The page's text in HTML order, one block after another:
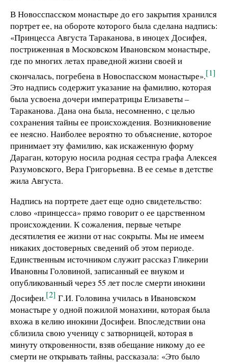
В Новосспасском монастыре до его закрытия хранился
портрет ее, на обороте которого была сделана надпись:
«Принцесса Августа Тараканова, в иноцех Досифея,
постриженная в Московском Ивановском монастыре,
где по многих летах праведной жизни своей и
скончалась, погребена в Новоспасском монастыре».[1]
Это надпись содержит указание на фамилию, которая
была усвоена дочери императрицы Елизаветы –
Тараканова. Дана она была, несомненно, с целью
сохранения тайны ее происхождения. Возникновение
ее неясно. Наиболее вероятно то объяснение, которое
принимает эту фамилию, как искаженную форму
Дараган, которую носила родная сестра графа Алексея
Разумовского, Вера Григорьевна. В ее семье в детстве
жила Августа.
Надпись на портрете дает еще одно свидетельство:
слово «принцесса» прямо говорит о ее царственном
происхождении. К сожаления, первые четыре
десятилетия ее жизни от нас сокрыты. Мы не имеем
никаких достоверных сведений об этом периоде.
Единственным источником служит рассказ Гликерии
Ивановны Головиной, записанный ее внуком и
опубликованный через 55 лет после смерти инокини
Досифеи.[2] Г.И. Головина училась в Ивановском
монастыре у одной пожилой монахини, которая была
вхожа в келию инокини Досифеи. Впоследствии она
сблизила свою ученицу с затворницей, которая в
минуту откровенности, взяв обещание никому до ее
смерти не открывать тайны, рассказала: «Это было